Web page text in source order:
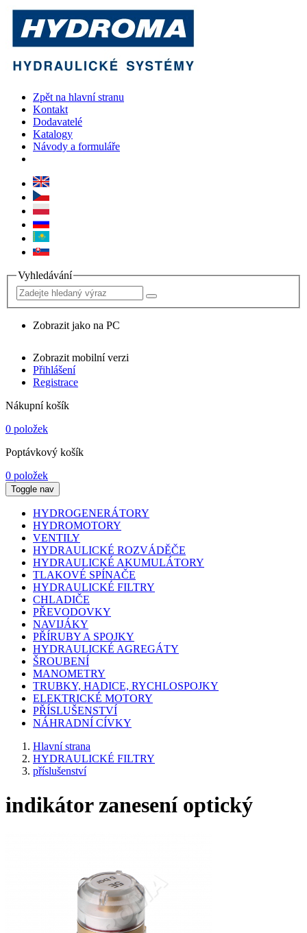
Zpět na hlavní stranu
Kontakt
Dodavatelé
Katalogy
Návody a formuláře
Vyhledávání
Zobrazit jako na PC
Zobrazit mobilní verzi
Přihlášení
Registrace
Nákupní košík
0 položek
Poptávkový košík
0 položek
Toggle nav
HYDROGENERÁTORY
HYDROMOTORY
VENTILY
HYDRAULICKÉ ROZVÁDĚČE
HYDRAULICKÉ AKUMULÁTORY
TLAKOVÉ SPÍNAČE
HYDRAULICKÉ FILTRY
CHLADIČE
PŘEVODOVKY
NAVIJÁKY
PŘÍRUBY A SPOJKY
HYDRAULICKÉ AGREGÁTY
ŠROUBENÍ
MANOMETRY
TRUBKY, HADICE, RYCHLOSPOJKY
ELEKTRICKÉ MOTORY
PŘÍSLUŠENSTVÍ
NÁHRADNÍ CÍVKY
Hlavní strana
HYDRAULICKÉ FILTRY
příslušenství
indikátor zanesení optický